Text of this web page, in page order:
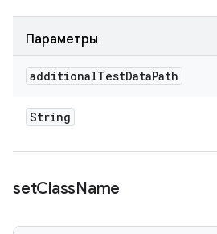
Параметры
additionalTestDataPath
String
setClassName